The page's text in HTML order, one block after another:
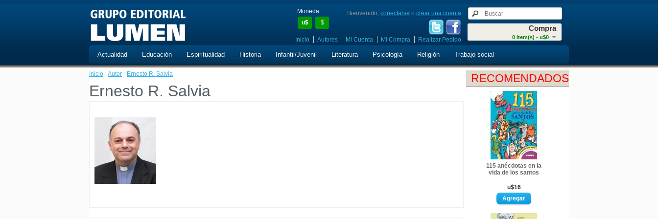
Moneda
u$
$
Compra
0 item(s) - u$0
Bienvenido, conectarse o crear una cuenta
Inicio Autores Mi Cuenta Mi Compra Realizar Pedido
Actualidad Educación Espiritualidad Historia Infantil/Juvenil Literatura Psicología Religión Trabajo social
RECOMENDADOS
115 anécdotas en la
vida de los santos
u$16
Inicio · Autor · Ernesto R. Salvia
Ernesto R. Salvia